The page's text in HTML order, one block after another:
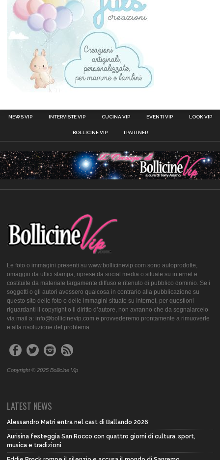
NEWS VIP INTERVISTE VIP CUCINA VIP EVENTI VIP LOOK VIP
BOLLICINE VIP I PARTNER
Le foto o immagini presenti su www.bollicinevip.com sono autoprodotte,
omaggio da uffici stampa, riprese da social media o situate su internet e
costituite da materiale largamente diffuso e ritenuto di pubblico dominio. Se i
soggetti o gli autori avessero qualcosa in contrario alla pubblicazione su
questo sito delle foto o delle immagini situate su Internet, per questioni
riguardanti il copyright o il diritto d’autore, non avranno che da segnalarcelo
via mail a: info@bollicinevip.com e provvederemo prontamente a rimuoverle
e alla risoluzione del problema.
Copyright © 2025 Bollicine Vip
LATEST NEWS
Alessandro Matri entra nel cast di Ballando 2026
Aurisina festeggia San Rocco con quattro giorni di cultura, sport,
musica e tradizioni